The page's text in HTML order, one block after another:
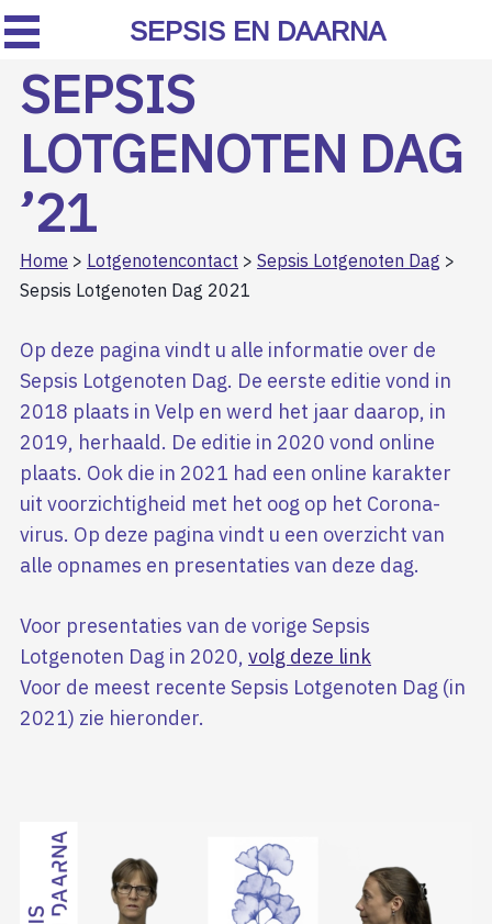
SEPSIS
LOTGENOTEN DAG
’21
Home > Lotgenotencontact > Sepsis Lotgenoten Dag >
Sepsis Lotgenoten Dag 2021
Op deze pagina vindt u alle informatie over de
Sepsis Lotgenoten Dag. De eerste editie vond in
2018 plaats in Velp en werd het jaar daarop, in
2019, herhaald. De editie in 2020 vond online
plaats. Ook die in 2021 had een online karakter
uit voorzichtigheid met het oog op het Corona-
virus. Op deze pagina vindt u een overzicht van
alle opnames en presentaties van deze dag.
Voor presentaties van de vorige Sepsis
Lotgenoten Dag in 2020, volg deze link
Voor de meest recente Sepsis Lotgenoten Dag (in
2021) zie hieronder.
SEPSIS EN DAARNA